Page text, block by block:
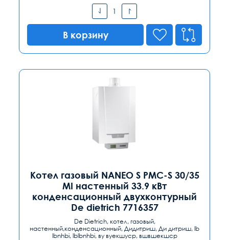
В корзину
Котел газовый NANEO S PMC-S 30/35
MI настенный 33.9 кВт
конденсационный двухконтурный
De dietrich 7716357
De Dietrich, котел, газовый,
настенный,конденсационный, Дидитриш, Ди дитриш, lb
lbnhbi, lblbnhbi, ву вуекшуср, вшвшекшср